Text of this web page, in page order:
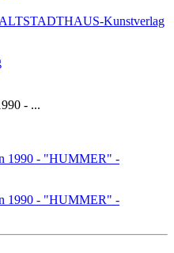
Kunstverlag
- ...